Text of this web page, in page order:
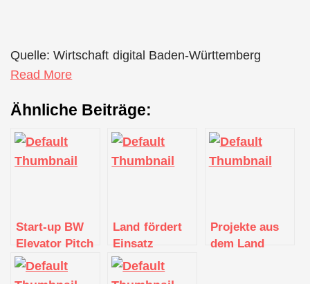
Quelle: Wirtschaft digital Baden-Württemberg
Read More
Ähnliche Beiträge:
Start-up BW
Elevator Pitch
Regional Cup
Land fördert
Einsatz
Künstlicher
Projekte aus
dem Land